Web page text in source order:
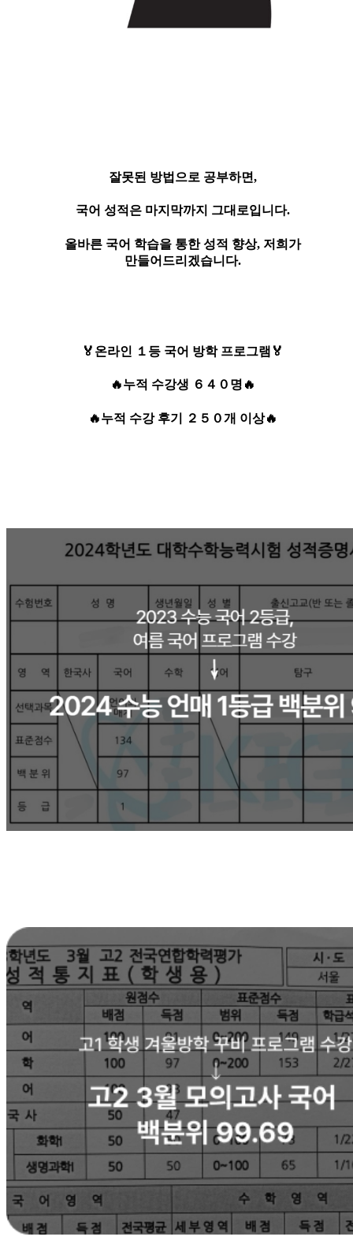
잘못된 방법으로 공부하면,
국어 성적은 마지막까지 그대로입니다.
올바른 국어 학습을 통한 성적 향상, 저희가
만들어드리겠습니다.
🏅 온라인 １등 국어 방학 프로그램 🏅
🔥누적 수강생 ６４０명 🔥
🔥누적 수강 후기 ２５０개 이상🔥